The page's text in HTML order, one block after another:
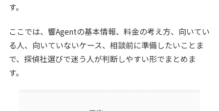
す。
ここでは、響Agentの基本情報、料金の考え方、向いてい
る人、向いていないケース、相談前に準備したいことま
で、探偵社選びで迷う人が判断しやすい形でまとめま
す。